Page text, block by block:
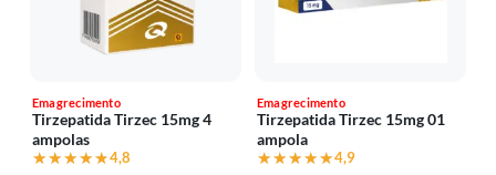
Emagrecimento
Tirzepatida Tirzec 15mg 4
ampolas
★★★★★
★★★★★4,8
Emagrecimento
Tirzepatida Tirzec 15mg 01
ampola
★★★★★
★★★★★4,9